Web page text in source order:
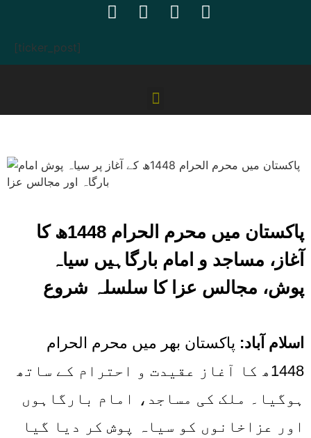
[ticker_post]
پاکستان میں محرم الحرام 1448ھ کا
آغاز، مساجد و امام بارگاہیں سیاہ
پوش، مجالس عزا کا سلسلہ شروع
اسلام آباد: پاکستان بھر میں محرم الحرام
1448ھ کا آغاز عقیدت و احترام کے ساتھ
ہوگیا۔ ملک کی مساجد، امام بارگاہوں
اور عزاخانوں کو سیاہ پوش کر دیا گیا